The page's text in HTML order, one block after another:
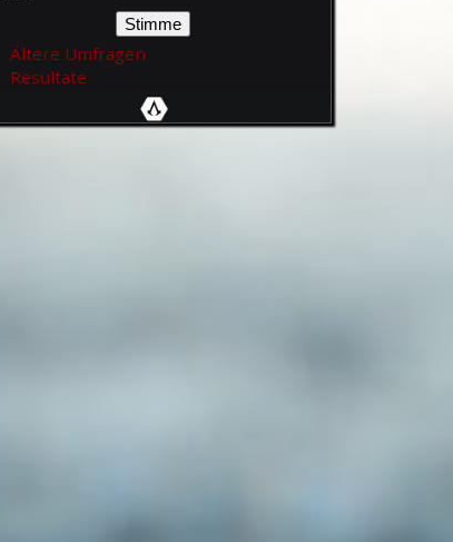
Ältere Umfragen
Resultate